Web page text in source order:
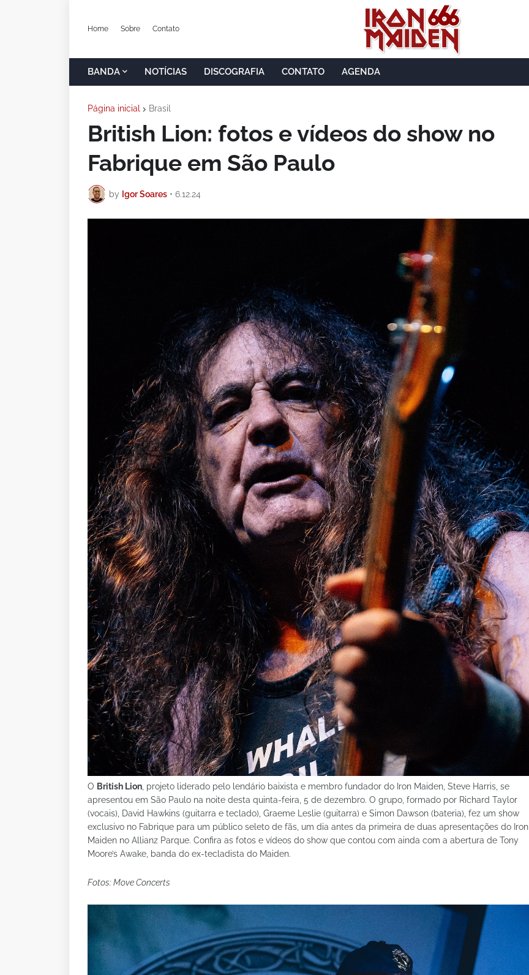
Home Sobre Contato
BANDA NOTÍCIAS DISCOGRAFIA CONTATO AGENDA
Página inicial Brasil
British Lion: fotos e vídeos do show no
Fabrique em São Paulo
by Igor Soares • 6.12.24
O British Lion , projeto liderado pelo lendário baixista e membro fundador do Iron Maiden, Steve Harris, se
apresentou em São Paulo na noite desta quinta-feira, 5 de dezembro. O grupo, formado por Richard Taylor
(vocais), David Hawkins (guitarra e teclado), Graeme Leslie (guitarra) e Simon Dawson (bateria), fez um show
exclusivo no Fabrique para um público seleto de fãs, um dia antes da primeira de duas apresentações do Iron
Maiden no Allianz Parque. Confira as fotos e vídeos do show que contou com ainda com a abertura de Tony
Moore’s Awake, banda do ex-tecladista do Maiden.
Fotos: Move Concerts